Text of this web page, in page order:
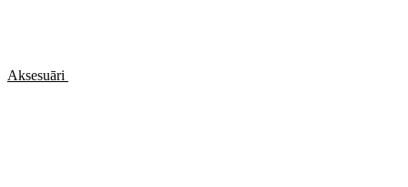
Aksesuāri